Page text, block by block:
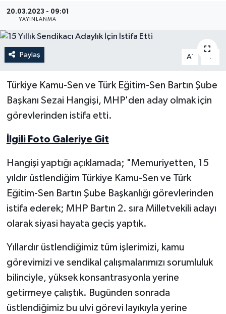
20.03.2023 - 09:01
YAYINLANMA
Paylaş A-
Türkiye Kamu-Sen ve Türk Eğitim-Sen Bartın Şube
Başkanı Sezai Hangişi, MHP'den aday olmak için
görevlerinden istifa etti.
İlgili Foto Galeriye Git
Hangişi yaptığı açıklamada; "Memuriyetten, 15
yıldır üstlendiğim Türkiye Kamu-Sen ve Türk
Eğitim-Sen Bartın Şube Başkanlığı görevlerinden
istifa ederek; MHP Bartın 2. sıra Milletvekili adayı
olarak siyasi hayata geçiş yaptık.
Yıllardır üstlendiğimiz tüm işlerimizi, kamu
görevimizi ve sendikal çalışmalarımızı sorumluluk
bilinciyle, yüksek konsantrasyonla yerine
getirmeye çalıştık. Bugünden sonrada
üstlendiğimiz bu ulvi görevi layıkıyla yerine
Medya
Sivil Toplum
Siyaset
Spor
Tarım
Turizm
Yaşam
Yerel Yönetimler
DÜNYA